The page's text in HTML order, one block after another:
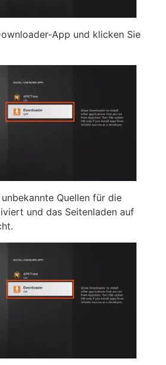
App und klicken Sie
Quellen für die
und das Seitenladen auf